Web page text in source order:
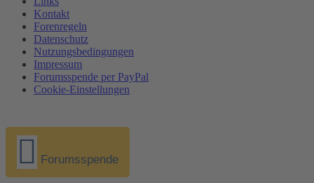
Kontakt
Forenregeln
Datenschutz
Nutzungsbedingungen
Impressum
Forumsspende per PayPal
Cookie-Einstellungen
Forumsspende